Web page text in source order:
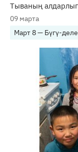
Тываның
09 марта
Март 8 — Бүгү-